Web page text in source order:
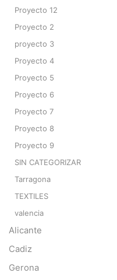
Proyecto 12
Proyecto 2
proyecto 3
Proyecto 4
Proyecto 5
Proyecto 6
Proyecto 7
Proyecto 8
Proyecto 9
SIN CATEGORIZAR
Tarragona
TEXTILES
valencia
Alicante
Cadiz
Gerona